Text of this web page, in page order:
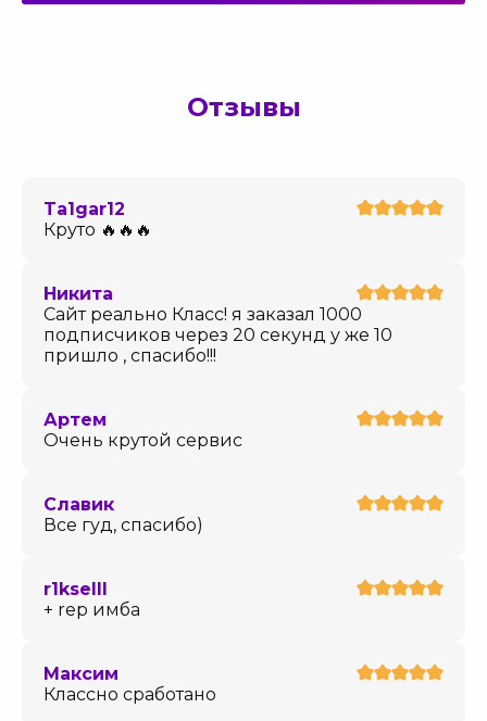
Отзывы
Ta1gar12
Круто 🔥🔥🔥
Никита
Сайт реально Класс! я заказал 1000
подписчиков через 20 секунд у же 10
пришло , спасибо!!!
Артем
Очень крутой сервис
Славик
Все гуд, спасибо)
r1kselll
+ rep имба
Максим
Классно сработано